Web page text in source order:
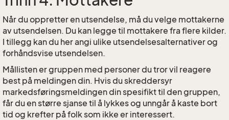
Når du oppretter en utsendelse, må du velge mottakerne
av utsendelsen. Du kan legge til mottakere fra flere kilder.
I tillegg kan du her angi ulike utsendelsesalternativer og
forhåndsvise utsendelsen.
Mållisten er gruppen med personer du tror vil reagere
best på meldingen din. Hvis du skreddersyr
markedsføringsmeldingen din spesifikt til den gruppen,
får du en større sjanse til å lykkes og unngår å kaste bort
tid og krefter på folk som ikke er interessert.